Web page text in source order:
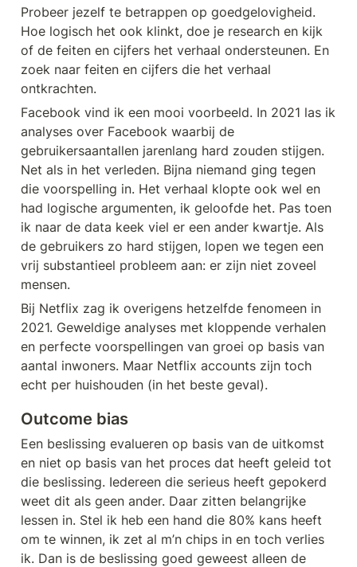
Probeer jezelf te betrappen op goedgelovigheid.
Hoe logisch het ook klinkt, doe je research en kijk
of de feiten en cijfers het verhaal ondersteunen. En
zoek naar feiten en cijfers die het verhaal
ontkrachten.
Facebook vind ik een mooi voorbeeld. In 2021 las ik
analyses over Facebook waarbij de
gebruikersaantallen jarenlang hard zouden stijgen.
Net als in het verleden. Bijna niemand ging tegen
die voorspelling in. Het verhaal klopte ook wel en
had logische argumenten, ik geloofde het. Pas toen
ik naar de data keek viel er een ander kwartje. Als
de gebruikers zo hard stijgen, lopen we tegen een
vrij substantieel probleem aan: er zijn niet zoveel
mensen.
Bij Netflix zag ik overigens hetzelfde fenomeen in
2021. Geweldige analyses met kloppende verhalen
en perfecte voorspellingen van groei op basis van
aantal inwoners. Maar Netflix accounts zijn toch
echt per huishouden (in het beste geval).
Outcome bias
Een beslissing evalueren op basis van de uitkomst
en niet op basis van het proces dat heeft geleid tot
die beslissing. Iedereen die serieus heeft gepokerd
weet dit als geen ander. Daar zitten belangrijke
lessen in. Stel ik heb een hand die 80% kans heeft
om te winnen, ik zet al m’n chips in en toch verlies
ik. Dan is de beslissing goed geweest alleen de